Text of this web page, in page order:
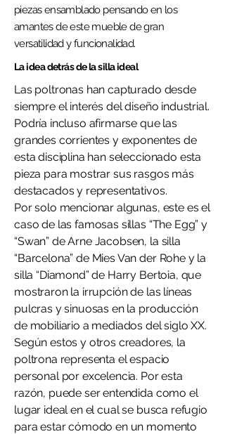
piezas ensamblado pensando en los
amantes de este mueble de gran
versatilidad y funcionalidad.
La idea detrás de la silla ideal
Las poltronas han capturado desde
siempre el interés del diseño industrial.
Podría incluso afirmarse que las
grandes corrientes y exponentes de
esta disciplina han seleccionado esta
pieza para mostrar sus rasgos más
destacados y representativos.
Por solo mencionar algunas, este es el
caso de las famosas sillas “The Egg” y
“Swan” de Arne Jacobsen, la silla
“Barcelona” de Mies Van der Rohe y la
silla “Diamond” de Harry Bertoia, que
mostraron la irrupción de las líneas
pulcras y sinuosas en la producción
de mobiliario a mediados del siglo XX.
Según estos y otros creadores, la
poltrona representa el espacio
personal por excelencia. Por esta
razón, puede ser entendida como el
lugar ideal en el cual se busca refugio
para estar cómodo en un momento